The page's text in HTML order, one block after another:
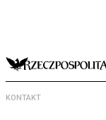
KONTAKT